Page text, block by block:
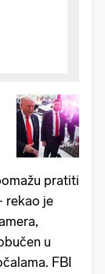
pratiti
rekao je
u
FBI